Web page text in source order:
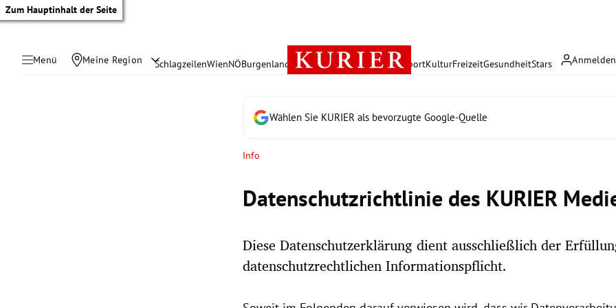
Zum Hauptinhalt der Seite
Menü Meine Region Anmelden
SchlagzeilenWienNÖBurgenland Österreich PolitikWirtschaft SportKulturFreizeitGesundheitStars
Wählen Sie KURIER als bevorzugte Google-Quelle
Info
Datenschutzrichtlinie des KURIER
Diese Datenschutzerklärung dient ausschließlich der
datenschutzrechtlichen Informationspflicht.